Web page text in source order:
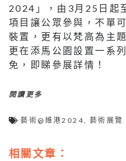
2024」，由3月25日起
項目讓公眾參與，不單
裝置，更有以梵高為主
更在添馬公園設置一系
免，即睇參展詳情！
閱讀更多
藝術@維港2024 藝術展覽
相關文章：